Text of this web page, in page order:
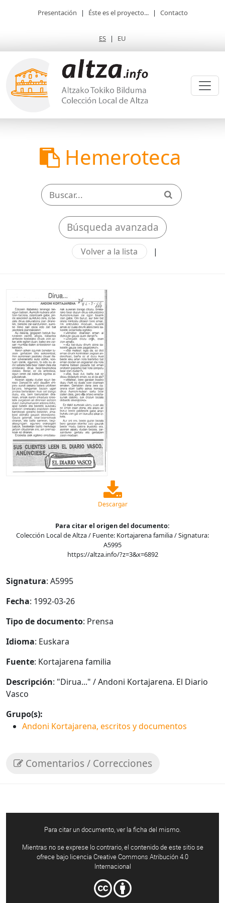
Presentación | Éste es el proyecto... | Contacto
ES | EU
Hemeroteca
Búsqueda avanzada
Volver a la lista |
Descargar
Para citar el origen del documento:
Colección Local de Altza / Fuente: Kortajarena familia / Signatura:
A5995
https://altza.info/?z=3&x=6892
Signatura: A5995
Fecha: 1992-03-26
Tipo de documento: Prensa
Idioma: Euskara
Fuente: Kortajarena familia
Descripción: "Dirua..." / Andoni Kortajarena. El Diario
Vasco
Grupo(s):
Andoni Kortajarena, escritos y documentos
Comentarios / Correcciones
Para citar un documento, ver la ficha del mismo.
Mientras no se exprese lo contrario, el contenido de este sitio se
ofrece bajo licencia Creative Commons Atribución 4.0
Internacional